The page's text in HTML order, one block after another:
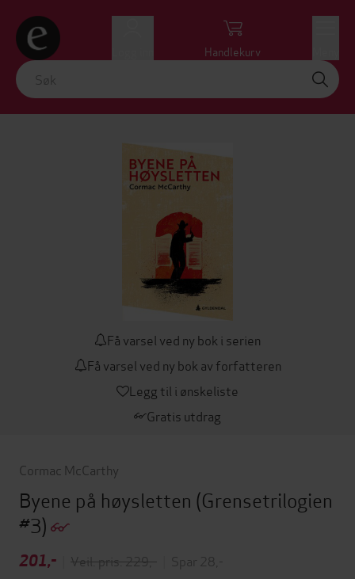
Handlekurv
Få varsel ved ny bok i serien
Få varsel ved ny bok av forfatteren
Legg til i ønskeliste
Gratis utdrag
Cormac McCarthy
Byene på høysletten (Grensetrilogien
#3)
201,- Veil. pris: 229,-
Spar 28,-